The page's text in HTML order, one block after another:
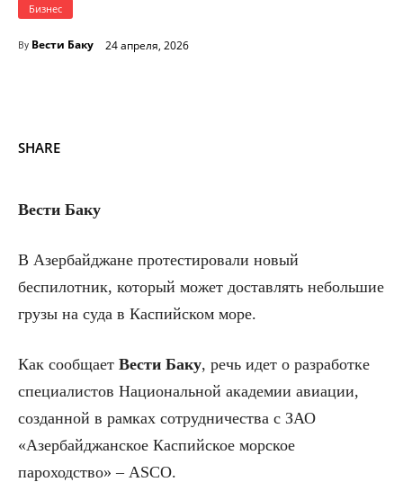
Бизнес
By Вести Баку 24 апреля, 2026
SHARE
Вести Баку
В Азербайджане протестировали новый
беспилотник, который может доставлять небольшие
грузы на суда в Каспийском море.
Как сообщает Вести Баку, речь идет о разработке
специалистов Национальной академии авиации,
созданной в рамках сотрудничества с ЗАО
«Азербайджанское Каспийское морское
пароходство» – ASCO.